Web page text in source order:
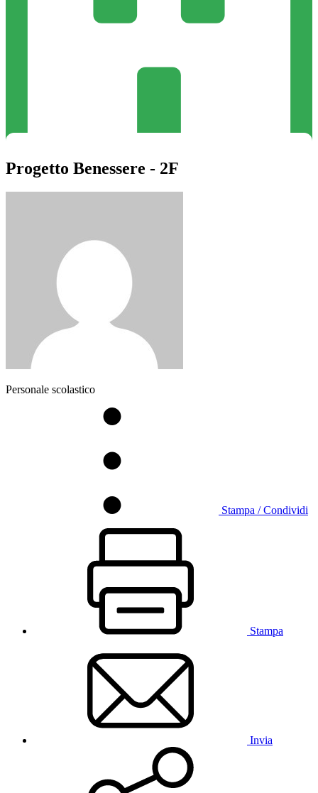
Progetto Benessere - 2F
Personale scolastico
Stampa / Condividi
Stampa
Invia